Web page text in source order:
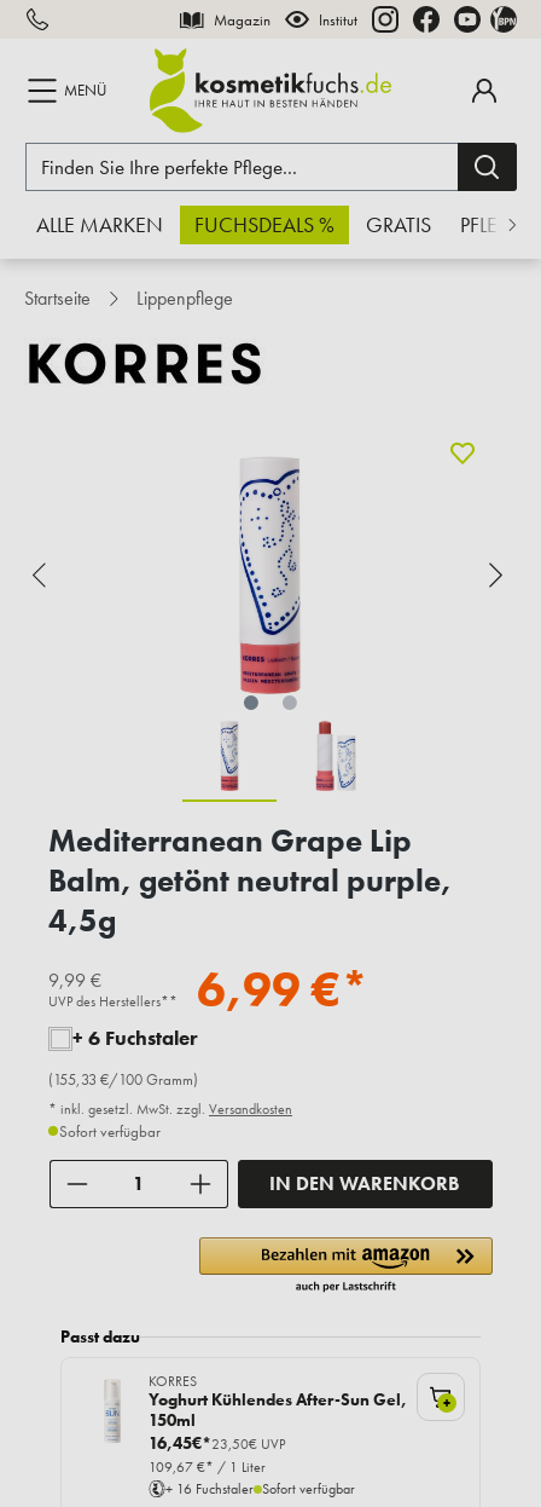
springen Magazin Institut
MENÜ
ALLE MARKEN FUCHSDEALS % GRATIS PFLEGE
Startseite Lippenpflege
Mediterranean Grape Lip
Balm, getönt neutral purple,
4,5g
9,99 €
UVP des Herstellers** 6,99 €*
+ 6 Fuchstaler
(155,33 €/100 Gramm)
* inkl. gesetzl. MwSt. zzgl. Versandkosten
Sofort verfügbar
IN DEN WARENKORB
Passt dazu
KORRES
Yoghurt Kühlendes After-Sun Gel,
150ml
16,45€*23,50€ UVP
109,67 €* / 1 Liter
+ 16 Fuchstaler Sofort verfügbar
+